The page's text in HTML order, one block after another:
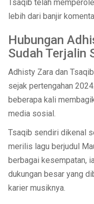
Tsaqib telah
lebih dari banjir
Hubungan
Sudah Terjalin
Adhisty Zara dan
sejak pertengahan
beberapa kali
media sosial.
Tsaqib sendiri dikenal
merilis lagu berjudul
berbagai kesempatan,
dukungan besar yang
karier musiknya.